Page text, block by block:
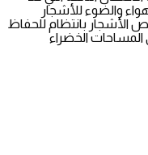
والضوء للأشجار
الأشجار بانتظام للحفاظ
الخضراء